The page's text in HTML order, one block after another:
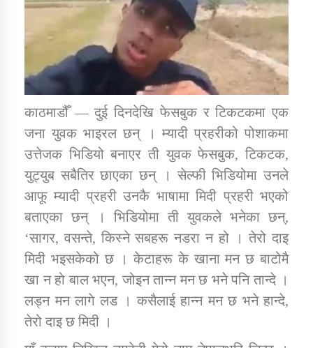
डिभिजन कार्यालय जुम्लाको सुचना सन्देश
कर्णाली प्रविधि शिक्षालय जुम्लाको सुचना
सामाजिक बिकास कार्यालय जुम्लाकाे सुचना
कार्यक्रम कार्यान्वयन एकाई जुम्लाको सुचना
काठमाडौँ — दुई दिनदेखि फेसबुक र टिकटकमा एक
जना युवक भाइरल छन् । म्यादी प्रहरीको पोशाकमा
उत्तेजक भिडियो बनाएर ती युवक फेसबुक, टिकटक,
युट्युब सबैतिर छाएका छन् । सेल्फी भिडियोमा उनले
आफू म्यादी प्रहरी उनकै भाषामा मिदी प्रहरी भएको
बताएका छन् । भिडियोमा ती युवकले भनेका छन्,
‘सागर, वसन्ते, किस्ने सबहरू नडरा न हो । तेरो दाइ
मिदी भइसकेको छ । केटाहरू के खाना मन छ बाटोमै
खा न हो बाल भएन, जोइन तान्न मन छ भने पनि तान्दे ।
लड्न मन लागे लड । कसैलाई हान्न मन छ भने हान्दे,
तेरो दाइ छ मिदी ।